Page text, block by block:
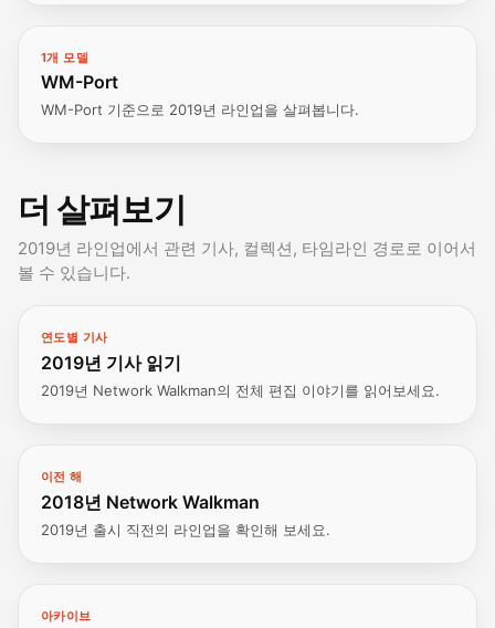
1개 모델
WM-Port
WM-Port 기준으로 2019년 라인업을 살펴봅니다.
더 살펴보기
2019년 라인업에서 관련 기사, 컬렉션, 타임라인 경로로 이어서
볼 수 있습니다.
연도별 기사
2019년 기사 읽기
2019년 Network Walkman의 전체 편집 이야기를 읽어보세요.
이전 해
2018년 Network Walkman
2019년 출시 직전의 라인업을 확인해 보세요.
아카이브